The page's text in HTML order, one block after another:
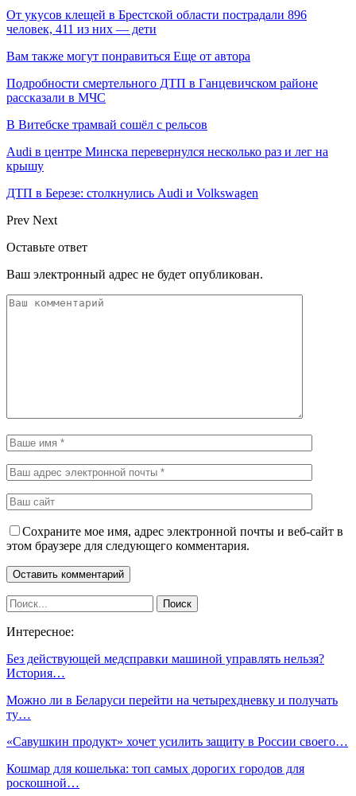
От укусов клещей в Брестской области пострадали 896
человек, 411 из них — дети
Вам также могут понравиться Еще от автора
Подробности смертельного ДТП в Ганцевичском районе
рассказали в МЧС
В Витебске трамвай сошёл с рельсов
Audi в центре Минска перевернулся несколько раз и лег на
крышу
ДТП в Березе: столкнулись Audi и Volkswagen
Prev Next
Оставьте ответ
Ваш электронный адрес не будет опубликован.
Сохраните мое имя, адрес электронной почты и веб-сайт в
этом браузере для следующего комментария.
Интересное:
Без действующей медсправки машиной управлять нельзя?
История…
Можно ли в Беларуси перейти на четырехдневку и получать
ту…
«Савушкин продукт» хочет усилить защиту в России своего…
Кошмар для кошелька: топ самых дорогих городов для
роскошной…